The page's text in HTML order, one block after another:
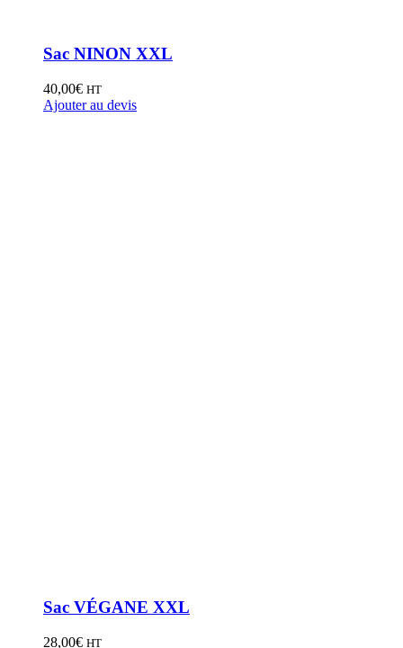
Sac NINON XXL
40,00€ HT
Ajouter au devis
Sac VÉGANE XXL
28,00€ HT